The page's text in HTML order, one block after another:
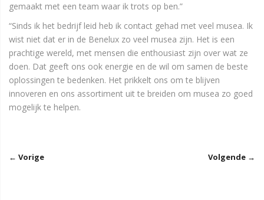
gemaakt met een team waar ik trots op ben.”
“Sinds ik het bedrijf leid heb ik contact gehad met veel musea. Ik
wist niet dat er in de Benelux zo veel musea zijn. Het is een
prachtige wereld, met mensen die enthousiast zijn over wat ze
doen. Dat geeft ons ook energie en de wil om samen de beste
oplossingen te bedenken. Het prikkelt ons om te blijven
innoveren en ons assortiment uit te breiden om musea zo goed
mogelijk te helpen.
← Vorige Volgende →